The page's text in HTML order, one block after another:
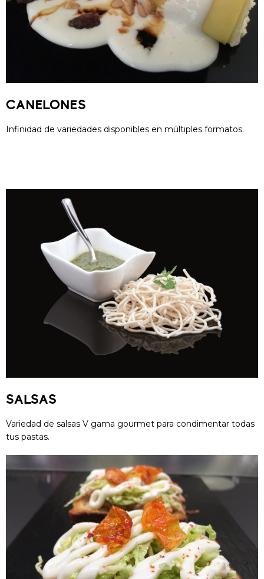
CANELONES
Infinidad de variedades disponibles en múltiples formatos.
SALSAS
Variedad de salsas V gama gourmet para condimentar todas
tus pastas.